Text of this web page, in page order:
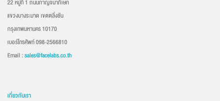
22 หมู่ที่ 1 ถนนกาญจนาภิเษก
แขวงบางระมาด เขตตลิ่งชัน
กรุงเทพมหานคร 10170
เบอร์โทรศัพท์ 098-2566810
Email :sales@facelabs.co.th
เกี่ยวกับเรา